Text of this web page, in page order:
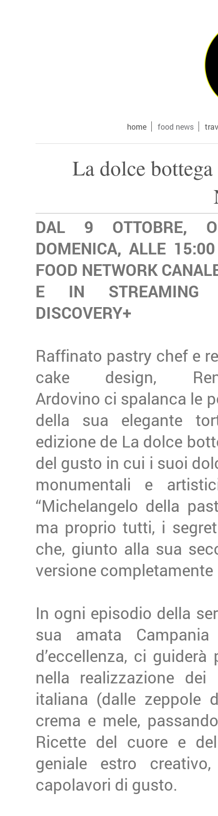
home food news
La dolce
DAL 9 OTTOBRE,
DOMENICA, ALLE
FOOD NETWORK
E IN STREAMING
DISCOVERY+
Raffinato pastry chef e
cake design,
Ardovino ci spalanca le
della sua elegante
edizione de La dolce
del gusto in cui i suoi
monumentali e
“Michelangelo della
ma proprio tutti, i
che, giunto alla sua
versione
In ogni episodio della
sua amata
d’eccellenza, ci
nella realizzazione
italiana (dalle zeppole
crema e mele,
Ricette del cuore e
geniale estro
capolavori di gusto.